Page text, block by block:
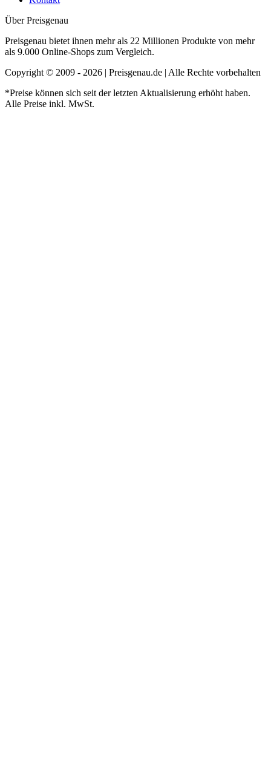
Über Preisgenau
Preisgenau bietet ihnen mehr als 22 Millionen Produkte von mehr
als 9.000 Online-Shops zum Vergleich.
Copyright © 2009 - 2026 | Preisgenau.de | Alle Rechte vorbehalten
*Preise können sich seit der letzten Aktualisierung erhöht haben.
Alle Preise inkl. MwSt.